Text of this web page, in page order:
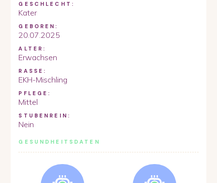
GESCHLECHT:
Kater
GEBOREN:
20.07.2025
ALTER:
Erwachsen
RASSE:
EKH-Mischling
PFLEGE:
Mittel
STUBENREIN:
Nein
GESUNDHEITSDATEN